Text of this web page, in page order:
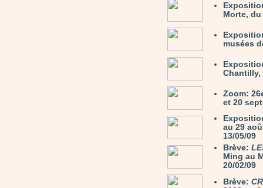
Morte, du
musées
Chantilly,
Zoom:
et 20
au 29
13/05/09
Brève:
Ming au
20/02/09
Brève: